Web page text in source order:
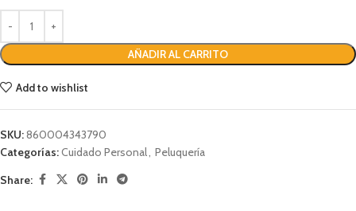
AÑADIR AL CARRITO
Add to wishlist
SKU:860004343790
Categorías:Cuidado Personal, Peluquería
Share: